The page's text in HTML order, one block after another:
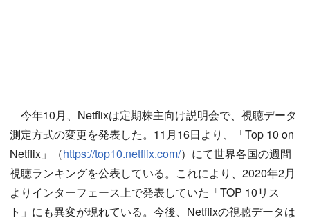
今年10月、Netflixは定期株主向け説明会で、視聴データ
測定方式の変更を発表した。11月16日より、「Top 10 on
Netflix」（https://top10.netflix.com/）にて世界各国の週間
視聴ランキングを公表している。これにより、2020年2月
よりインターフェース上で発表していた「TOP 10リス
ト」にも異変が現れている。今後、Netflixの視聴データは